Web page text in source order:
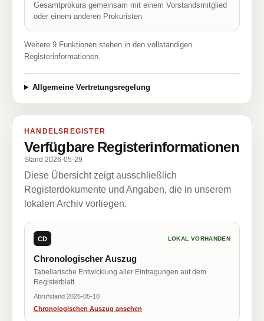
Gesamtprokura gemeinsam mit einem Vorstandsmitglied
oder einem anderen Prokuristen
Weitere 9 Funktionen stehen in den vollständigen
Registerinformationen.
Allgemeine Vertretungsregelung
HANDELSREGISTER
Verfügbare Registerinformationen
Stand 2026-05-29
Diese Übersicht zeigt ausschließlich
Registerdokumente und Angaben, die in unserem
lokalen Archiv vorliegen.
CD LOKAL VORHANDEN
Chronologischer Auszug
Tabellarische Entwicklung aller Eintragungen auf dem
Registerblatt.
Abrufstand 2026-05-10
Chronologischen Auszug ansehen